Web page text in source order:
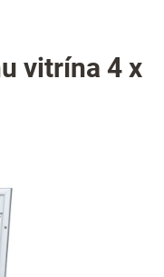
vitrína 4 x